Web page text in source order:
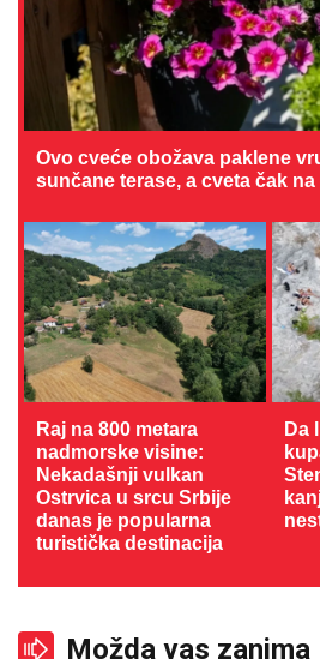
Ovo cveće obožava paklene
sunčane terase, a cveta čak na
Raj na 800 metara
nadmorske visine:
Nekadašnji vulkan
Ostrvica u srcu Srbije
danas je popularna
turistička destinacija
Da
Možda vas zanima